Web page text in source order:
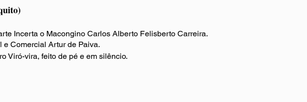
Incerta o Macongino Carlos Alberto Felisberto Carreira.
Comercial Artur de Paiva.
Viró-vira, feito de pé e em silêncio.